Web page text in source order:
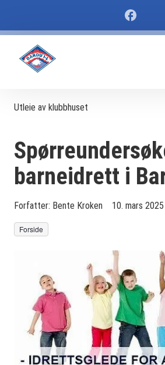
Utleie av klubbhuset
barneidrett i
Forfatter: Bente Kroken 10. mars 2025
Forside